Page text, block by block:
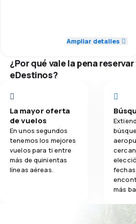
4.0
Red de vuelos 3.0
Comodidad del viaje 2.0
Transporte de equipaje 5.0
Comidas 5.0
Ampliar detalles
¿Por qué vale la pena
eDestinos?
La mayor oferta
de vuelos
En unos segundos
tenemos los mejores
vuelos para ti entre
más de quinientas
líneas aéreas.
más